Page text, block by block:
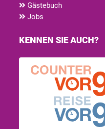
Gästebuch
Jobs
KENNEN SIE AUCH?